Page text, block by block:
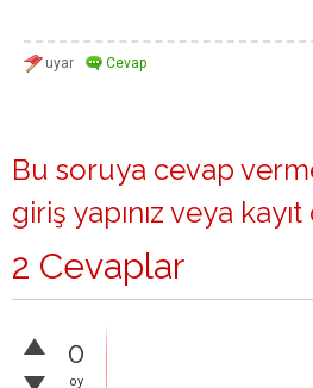
Bu soruya cevap
giriş yapınız veya
2 Cevaplar
0
oy